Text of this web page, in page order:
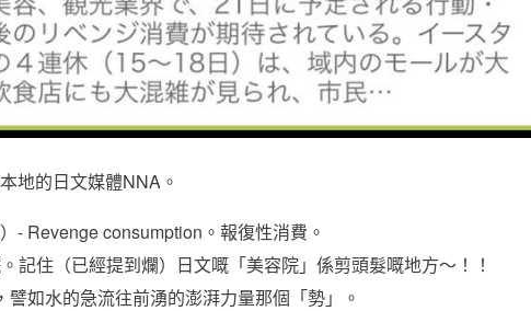
地的日文媒體NNA。
- Revenge consumption。報復性消費。
記住（已經提到爛）日文嘅「美容院」係剪頭髮嘅地方～！！
如水的急流往前湧的澎湃力量那個「勢」。